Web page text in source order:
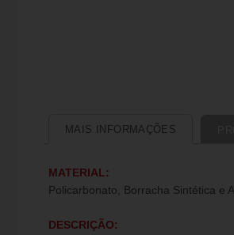
MAIS INFORMAÇÕES
MATERIAL:
Policarbonato, Borracha Sintética e
DESCRIÇÃO: